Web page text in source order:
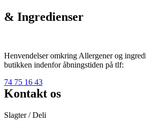
& Ingredienser
Henvendelser omkring Allergener og
butikken indenfor åbningstiden på tlf:
74 75 16 43
Kontakt os
Slagter / Deli